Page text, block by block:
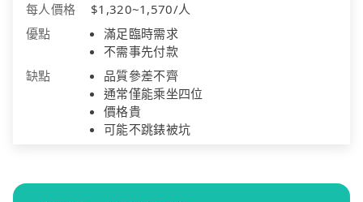
每人價格
$1,320~1,570/人
優點
滿足臨時需求
不需事先付款
缺點
品質參差不齊
通常僅能乘坐四位
價格貴
可能不跳錶被坑